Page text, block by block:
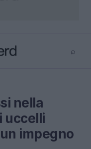
⌕
nella
uccelli
impegno